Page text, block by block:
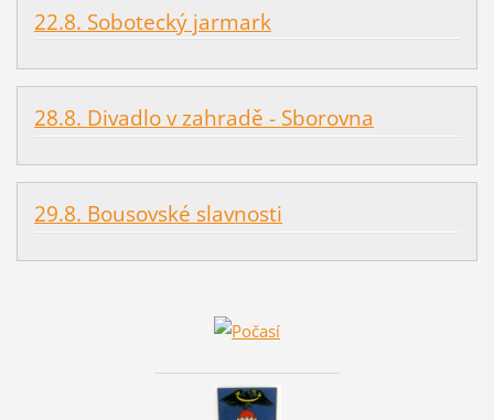
22.8. Sobotecký jarmark
28.8. Divadlo v zahradě - Sborovna
29.8. Bousovské slavnosti